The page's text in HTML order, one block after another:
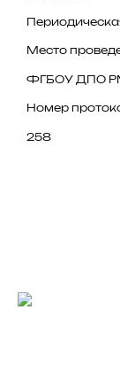
Место
ФГБОУ ДПО
Номер
258